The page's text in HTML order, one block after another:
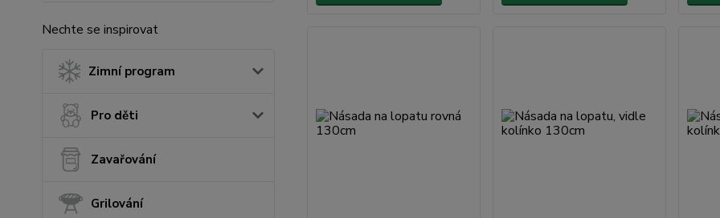
Nechte se inspirovat
Zimní program
Pro děti
Zavařování
Grilování